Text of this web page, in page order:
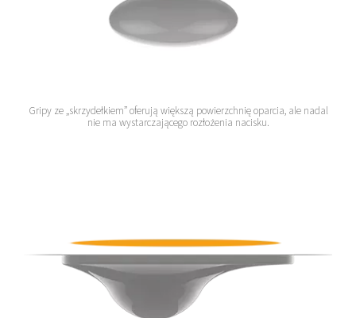
Gripy ze „skrzydełkiem” oferują większą powierzchnię oparcia, ale nadal
nie ma wystarczającego rozłożenia nacisku.